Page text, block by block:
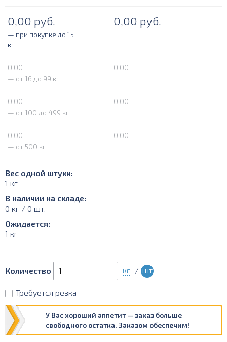
0,00 руб. 0,00 руб.
— при покупке до 15
кг
0,00
0,00
— от 16 до 99 кг
0,00
0,00
— от 100 до 499 кг
0,00
0,00
— от 500 кг
Вес одной штуки:
1 кг
В наличии на складе:
0 кг / 0 шт.
Ожидается:
1 кг
Количество кг / шт
Требуется резка
У Вас хороший аппетит — заказ больше
свободного остатка. Заказом обеспечим!